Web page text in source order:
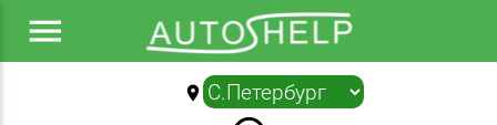
menu
location_on ▼